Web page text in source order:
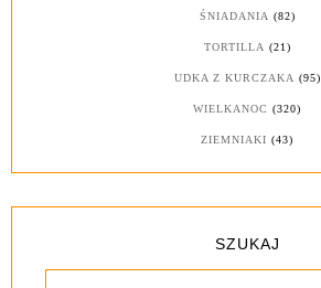
ŚNIADANIA (82)
TORTILLA (21)
UDKA Z KURCZAKA (95)
WIELKANOC (320)
ZIEMNIAKI (43)
SZUKAJ